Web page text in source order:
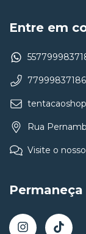
Entre em
77999837186
Rua
Visite o